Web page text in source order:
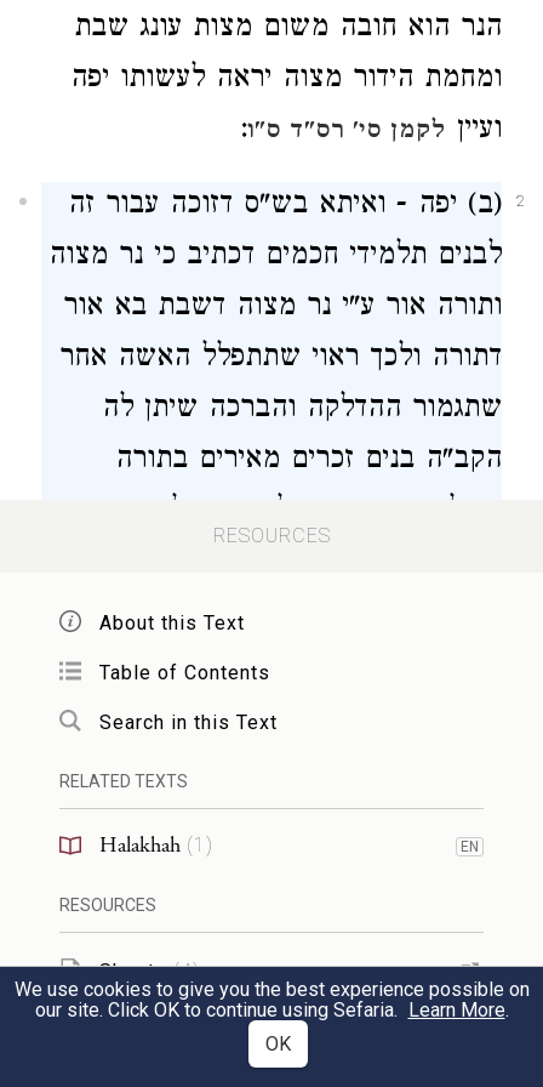
הנר הוא חובה משום מצות עונג שבת
ומחמת הידור מצוה יראה לעשותו יפה
ועיין לקמן סי' רס"ד ס"ו:
2
(ב) יפה - ואיתא בש"ס דזוכה עבור זה
לבנים תלמידי חכמים דכתיב כי נר מצוה
ותורה אור ע"י נר מצוה דשבת בא אור
דתורה ולכך ראוי שתתפלל האשה אחר
שתגמור ההדלקה והברכה שיתן לה
הקב"ה בנים זכרים מאירים בתורה
והדלקת הנר צריך להיות בכל החדרים
שאינו אוכל שם כדי שלא יכשל בעץ או
באבן מיהו הברכה תברך על הנר
(ג) לעשות - ואם מעותיו מצומצמין
נראה שטוב יותר שיקנה אחד יפה ולא
4
(ד) שתי פתילות - היינו כשהוא דולק
שמן בנר ואם הדלקתו הוא בנרות עושה
שני נרות. ומותר להדליק מנר לנר בין
RESOURCES
About this Text
Table of Contents
Search in this Text
RELATED TEXTS
Halakhah (1 ) EN
RESOURCES
Sheets (4)
Web Pages
We use cookies to give you the best experience possible on
our site. Click OK to continue using Sefaria. Learn More.
OK